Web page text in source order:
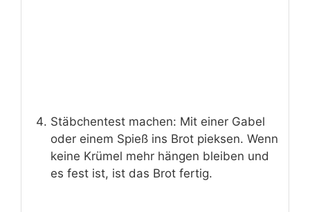
Stäbchentest machen: Mit einer Gabel
oder einem Spieß ins Brot pieksen. Wenn
keine Krümel mehr hängen bleiben und
es fest ist, ist das Brot fertig.